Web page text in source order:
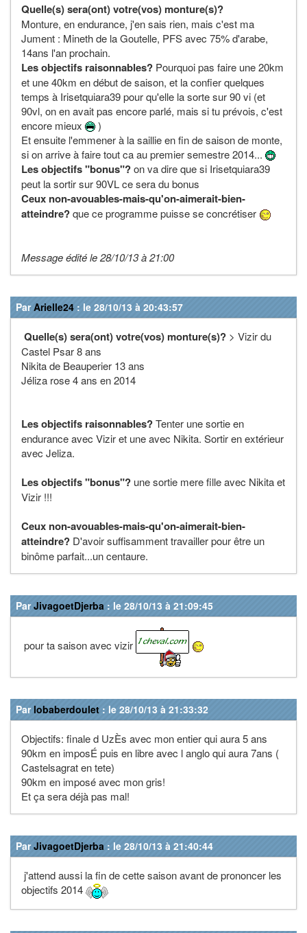
Quelle(s) sera(ont) votre(vos) monture(s)?
Monture, en endurance, j'en sais rien, mais c'est ma
Jument : Mineth de la Goutelle, PFS avec 75% d'arabe,
14ans l'an prochain.
Les objectifs raisonnables? Pourquoi pas faire une 20km
et une 40km en début de saison, et la confier quelques
temps à Irisetquiara39 pour qu'elle la sorte sur 90 vi (et
90vl, on en avait pas encore parlé, mais si tu prévois, c'est
encore mieux
)
Et ensuite l'emmener à la saillie en fin de saison de monte,
si on arrive à faire tout ca au premier semestre 2014...
Les objectifs "bonus"?on va dire que si Irisetquiara39
peut la sortir sur 90VL ce sera du bonus
Ceux non-avouables-mais-qu'on-aimerait-bien-
atteindre?que ce programme puisse se concrétiser
Message édité le 28/10/13 à 21:00
ParArielle24 : le 28/10/13 à 20:43:57
Quelle(s) sera(ont) votre(vos) monture(s)? > Vizir du
Castel Psar 8 ans
Nikita de Beauperier 13 ans
Jéliza rose 4 ans en 2014
Les objectifs raisonnables?Tenter une sortie en
endurance avec Vizir et une avec Nikita. Sortir en extérieur
avec Jeliza.
Les objectifs "bonus"? une sortie mere fille avec Nikita et
Vizir !!!
Ceux non-avouables-mais-qu'on-aimerait-bien-
atteindre? D'avoir suffisamment travailler pour être un
binôme parfait...un centaure.
ParJivagoetDjerba : le 28/10/13 à 21:09:45
pour ta saison avec vizir
Par lobaberdoulet : le 28/10/13 à 21:33:32
Objectifs: finale d UzÈs avec mon entier qui aura 5 ans
90km en imposÉ puis en libre avec l anglo qui aura 7ans (
Castelsagrat en tete)
90km en imposé avec mon gris!
Et ça sera déjà pas mal!
ParJivagoetDjerba : le 28/10/13 à 21:40:44
j'attend aussi la fin de cette saison avant de prononcer les
objectifs 2014